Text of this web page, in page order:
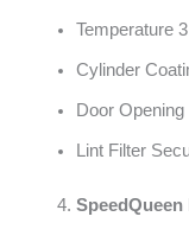
Temperature
Cylinder
Door
Lint Filter